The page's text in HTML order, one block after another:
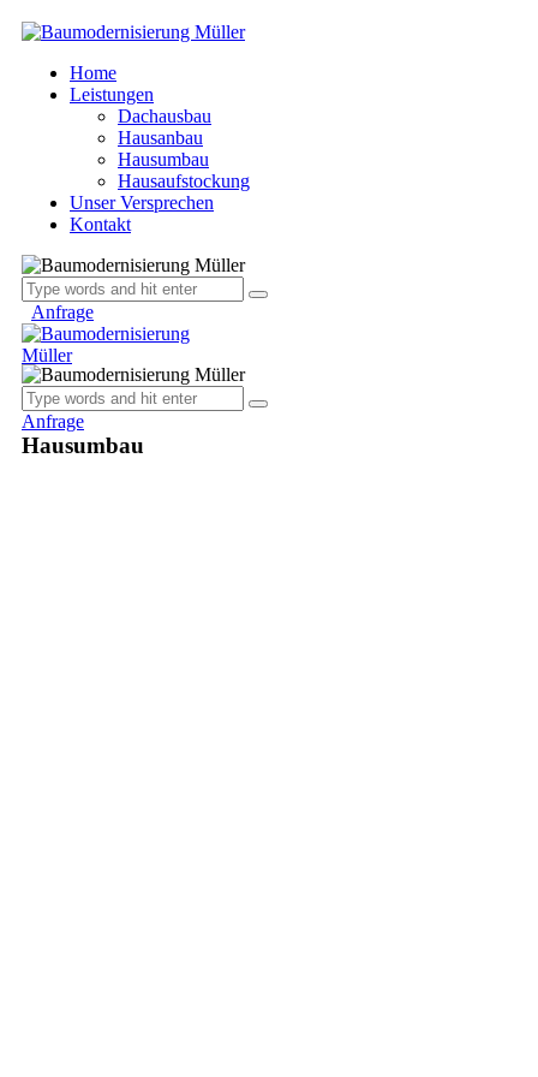
Home
Leistungen
Dachausbau
Hausanbau
Hausumbau
Hausaufstockung
Unser Versprechen
Kontakt
Anfrage
Anfrage
Hausumbau